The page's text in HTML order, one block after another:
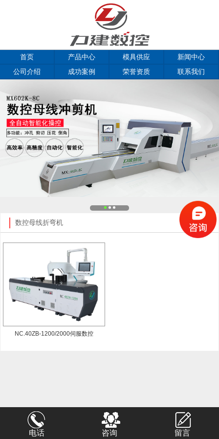
首页 产品中心 模具供应
新闻中心
公司介绍
成功案例 荣誉资质 联系我们
数控母线折弯机
NC.40ZB-1200/2000伺服数控
电话 咨询 留言